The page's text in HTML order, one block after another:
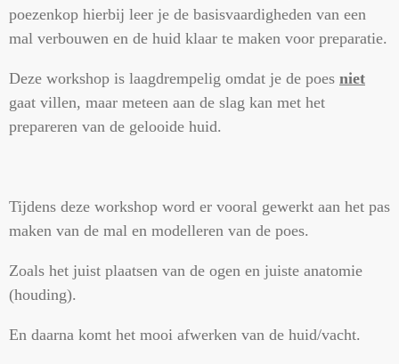
poezenkop hierbij leer je de basisvaardigheden van een
mal verbouwen en de huid klaar te maken voor preparatie.
Deze workshop is laagdrempelig omdat je de poes niet
gaat villen, maar meteen aan de slag kan met het
prepareren van de gelooide huid.
Tijdens deze workshop word er vooral gewerkt aan het pas
maken van de mal en modelleren van de poes.
Zoals het juist plaatsen van de ogen en juiste anatomie
(houding).
En daarna komt het mooi afwerken van de huid/vacht.